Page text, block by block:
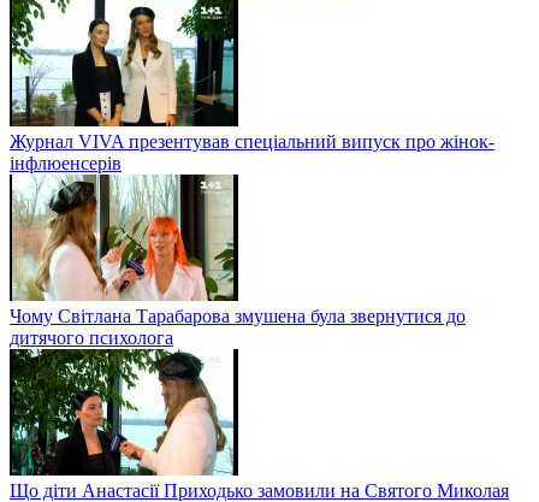
Журнал VIVA презентував спеціальний випуск про жінок-
інфлюенсерів
Чому Світлана Тарабарова змушена була звернутися до
дитячого психолога
Що діти Анастасії Приходько замовили на Святого Миколая